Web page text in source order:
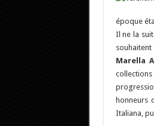
époque
Il ne la
Marella
honneurs
Italiana,